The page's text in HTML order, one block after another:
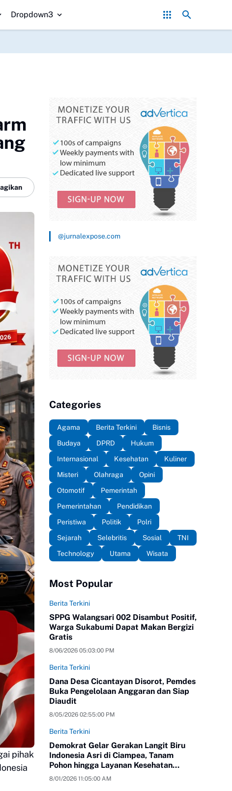
Stok Beras Premium dan Medium Aman, Masyarakat Diminta
Dropdown3
pihak
@jurnalexpose.com
Categories
Agama Berita Terkini
Bisnis
Budaya
DPRD
Hukum
Internasional
Kesehatan
Kuliner
Misteri
Olahraga
Opini
Otomotif
Pemerintah
Pemerintahan
Pendidikan
Peristiwa
Politik
Polri
Sejarah
Selebritis Sosial
TNI
Technology
Utama Wisata
Most Popular
Berita Terkini
SPPG Walangsari 002 Disambut Positif,
Warga Sukabumi Dapat Makan Bergizi
Gratis
8/06/2026 05:03:00 PM
Berita Terkini
Dana Desa Cicantayan Disorot, Pemdes
Buka Pengelolaan Anggaran dan Siap
Diaudit
8/05/2026 02:55:00 PM
Berita Terkini
Demokrat Gelar Gerakan Langit Biru
Indonesia Asri di Ciampea, Tanam
Pohon hingga Layanan Kesehatan
Gratis
8/01/2026 11:05:00 AM